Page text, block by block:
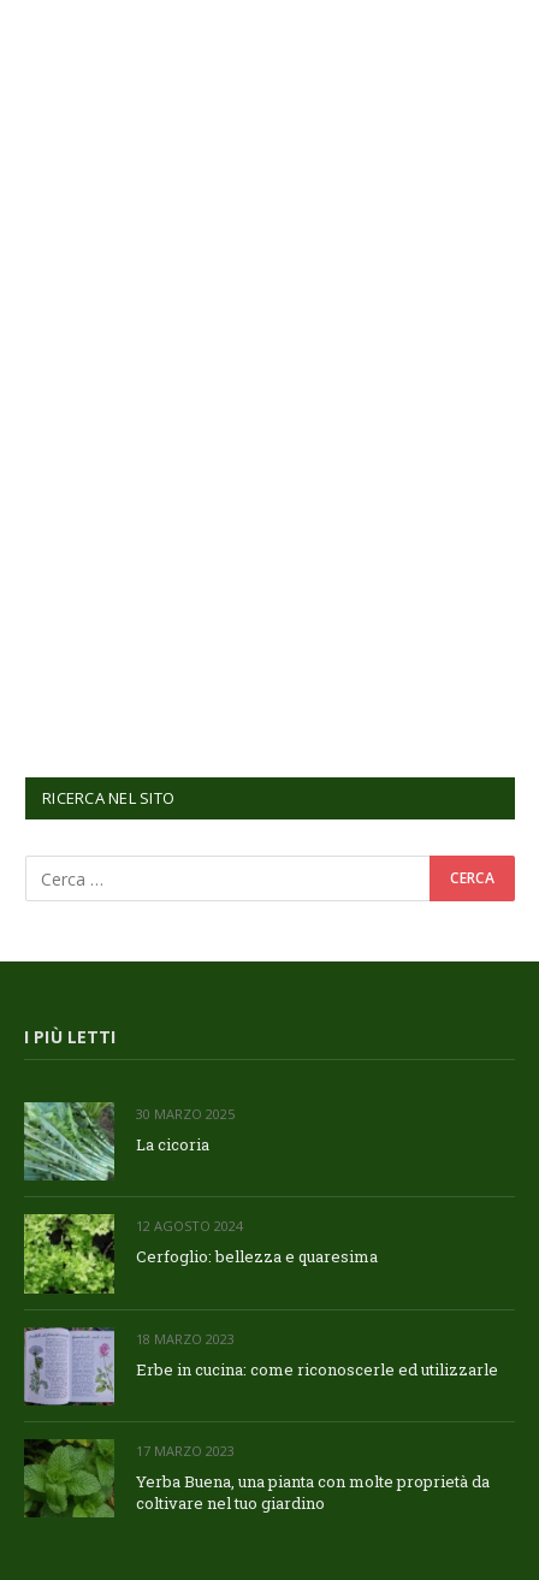
RICERCA NEL SITO
I PIÙ LETTI
30 MARZO 2025
La cicoria
12 AGOSTO 2024
Cerfoglio: bellezza e quaresima
18 MARZO 2023
Erbe in cucina: come riconoscerle ed utilizzarle
17 MARZO 2023
Yerba Buena, una pianta con molte proprietà da
coltivare nel tuo giardino